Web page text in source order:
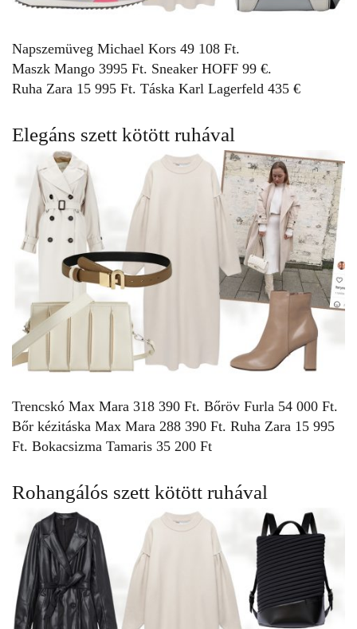
Napszemüveg Michael Kors 49 108 Ft.
Maszk Mango 3995 Ft. Sneaker HOFF 99 €.
Ruha Zara 15 995 Ft. Táska Karl Lagerfeld 435 €
Elegáns szett kötött ruhával
Trencskó Max Mara 318 390 Ft. Bőröv Furla 54 000 Ft.
Bőr kézitáska Max Mara 288 390 Ft. Ruha Zara 15 995
Ft. Bokacsizma Tamaris 35 200 Ft
Rohangálós szett kötött ruhával